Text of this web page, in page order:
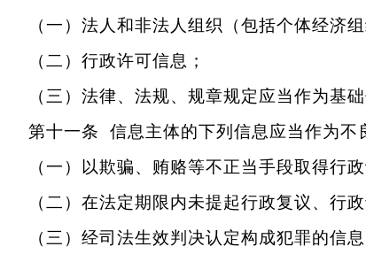
（一）法人和非法人组织（包括个体经济组
（二）行政许可信息；
（三）法律、法规、规章规定应当作为基础
第十一条 信息主体的下列信息应当作为不
（一）以欺骗、贿赂等不正当手段取得行
（二）在法定期限内未提起行政复议、行政
（三）经司法生效判决认定构成犯罪的信息